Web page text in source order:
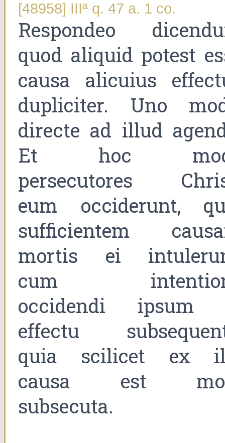
[48958] IIIª q. 47 a. 1 co.
Respondeo
quod aliquid potest
causa alicuius
dupliciter. Uno
directe ad illud
Et hoc
persecutores
eum occiderunt,
sufficientem
mortis ei
cum
occidendi ipsum
effectu
quia scilicet ex
causa est
subsecuta.